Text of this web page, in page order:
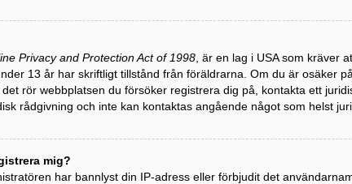
Privacy and Protection Act of 1998, är en lag i USA som kräver
13 år har skriftligt tillstånd från föräldrarna. Om du är osäker
rör webbplatsen du försöker registrera dig på, kontakta ett
rådgivning och inte kan kontaktas angående något som helst
mig?
har bannlyst din IP-adress eller förbjudit det